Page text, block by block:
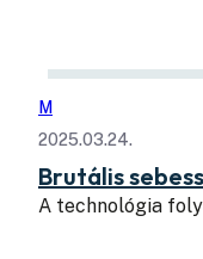
M
2025.03.24.
Brutális
A technológia